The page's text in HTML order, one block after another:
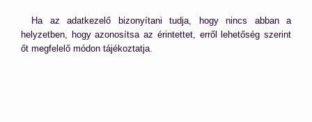
Ha az adatkezelő bizonyítani tudja, hogy nincs abban a
helyzetben, hogy azonosítsa az érintettet, erről lehetőség szerint
őt megfelelő módon tájékoztatja.